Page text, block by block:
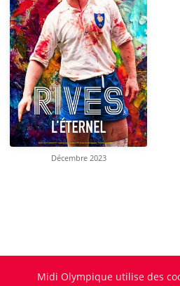
Décembre 2023
Midi Olympique utilise des